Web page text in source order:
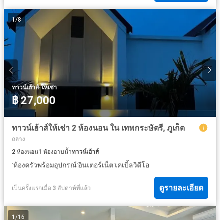
1/8
ทาวน์เฮ้าส์·ให้เช่า
฿ 27,000
ทาวน์เฮ้าส์ให้เช่า 2 ห้องนอน ใน เทพกระษัตรี, ภูเก็ต
ถลาง
2 ห้องนอน1 ห้องอาบน้ำทาวน์เฮ้าส์
·ห้องครัวพร้อมอุปกรณ์·อินเตอร์เน็ต·เคเบิ้ลวิดีโอ
เป็นครั้งแรกเมื่อ 3 สัปดาห์ที่แล้ว ดูรายละเอียด
1 /16